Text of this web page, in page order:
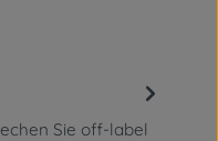
Sie off-label